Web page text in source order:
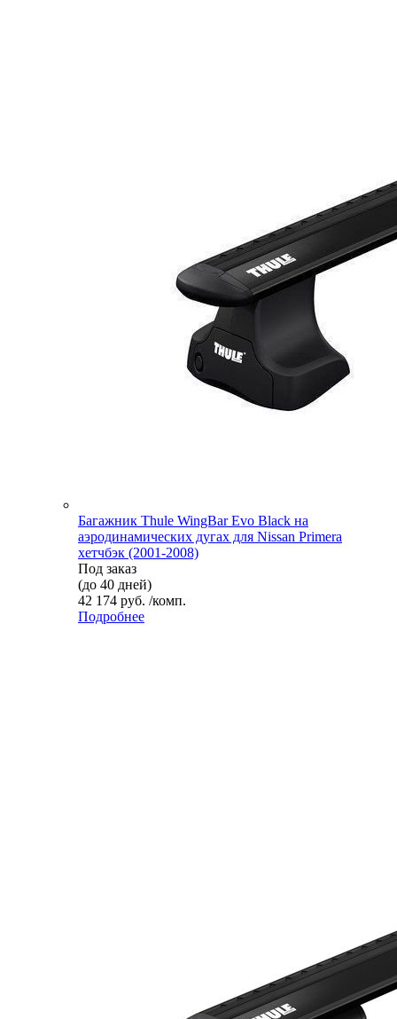
Багажник Thule WingBar Evo Black на
аэродинамических дугах для Nissan Primera
хетчбэк (2001-2008)
Под заказ
(до 40 дней)
42 174 руб. /комп.
Подробнее